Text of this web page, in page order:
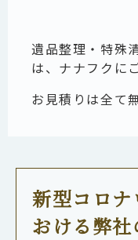
遺品整理・特殊
は、ナナフクに
お見積りは全て
新型コロ
おける弊